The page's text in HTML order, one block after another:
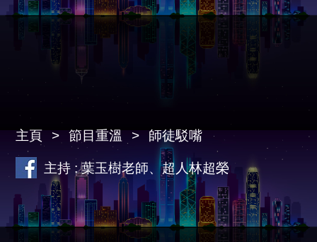
主頁 節目重溫 師徒駁嘴
主持 : 葉玉樹老師、超人林超榮